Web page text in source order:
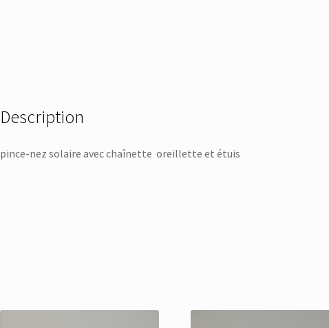
Description
pince-nez solaire avec chaînette oreillette et étuis